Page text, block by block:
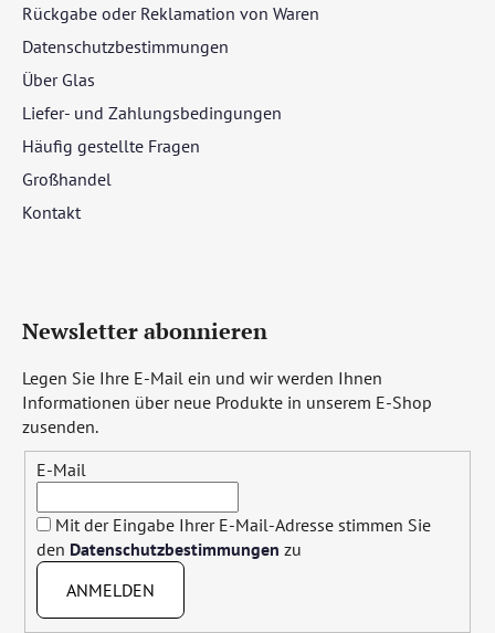
Rückgabe oder Reklamation von Waren
Datenschutzbestimmungen
Über Glas
Liefer- und Zahlungsbedingungen
Häufig gestellte Fragen
Großhandel
Kontakt
Newsletter abonnieren
Legen Sie Ihre E-Mail ein und wir werden Ihnen
Informationen über neue Produkte in unserem E-Shop
zusenden.
E-Mail
Mit der Eingabe Ihrer E-Mail-Adresse stimmen Sie
den Datenschutzbestimmungen zu
ANMELDEN